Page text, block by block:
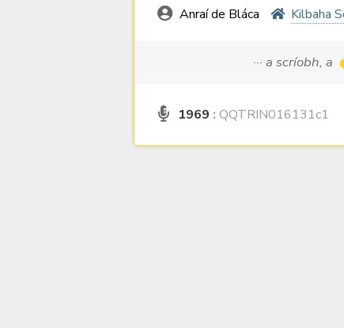
Anraí de Bláca Kilbaha
··· a scríobh, a
1969 : QQTRIN016131c1